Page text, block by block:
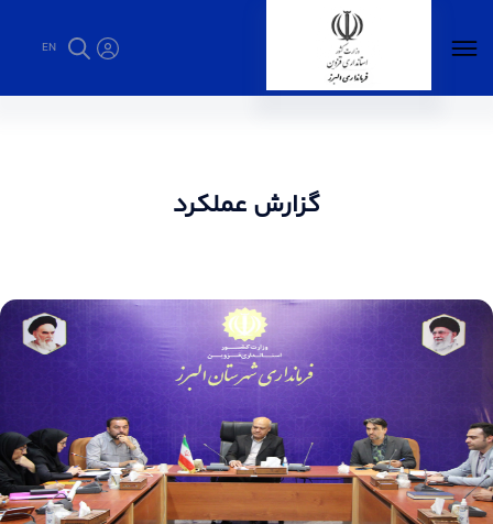
EN
گزارش عملکرد